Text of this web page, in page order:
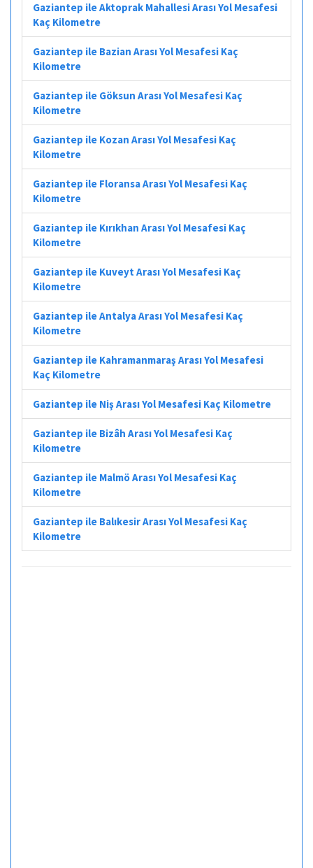
Gaziantep ile Aktoprak Mahallesi Arası Yol Mesafesi
Kaç Kilometre
Gaziantep ile Bazian Arası Yol Mesafesi Kaç
Kilometre
Gaziantep ile Göksun Arası Yol Mesafesi Kaç
Kilometre
Gaziantep ile Kozan Arası Yol Mesafesi Kaç
Kilometre
Gaziantep ile Floransa Arası Yol Mesafesi Kaç
Kilometre
Gaziantep ile Kırıkhan Arası Yol Mesafesi Kaç
Kilometre
Gaziantep ile Kuveyt Arası Yol Mesafesi Kaç
Kilometre
Gaziantep ile Antalya Arası Yol Mesafesi Kaç
Kilometre
Gaziantep ile Kahramanmaraş Arası Yol Mesafesi
Kaç Kilometre
Gaziantep ile Niş Arası Yol Mesafesi Kaç Kilometre
Gaziantep ile Bizâh Arası Yol Mesafesi Kaç
Kilometre
Gaziantep ile Malmö Arası Yol Mesafesi Kaç
Kilometre
Gaziantep ile Balıkesir Arası Yol Mesafesi Kaç
Kilometre